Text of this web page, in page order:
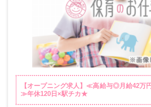
【オープニング求人】≪高給与◎月給42万
≫年休120日×駅チカ★